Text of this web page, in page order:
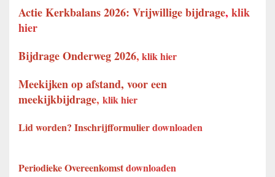
Actie Kerkbalans 2026: Vrijwillige bijdrage, klik
hier
Bijdrage Onderweg 2026, klik hier
Meekijken op afstand, voor een
meekijkbijdrage, klik hier
Lid worden? Inschrijfformulierdownloaden
Periodieke Overeenkomstdownloaden